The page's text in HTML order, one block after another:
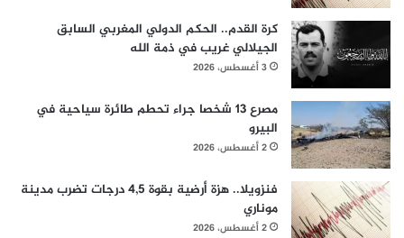
كرة القدم.. الحكم الدولي المغربي السابق
الجيلالي غريب في ذمة الله
3 أغسطس، 2026
مصرع 13 شخصا جراء تحطم طائرة سياحية في
البيرو
2 أغسطس، 2026
فنزويلا.. هزة أرضية بقوة 4,5 درجات تضرب مدينة
موناري
2 أغسطس، 2026